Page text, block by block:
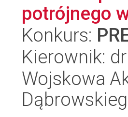
potrójnego
Konkurs:
Kierownik:
Wojskowa